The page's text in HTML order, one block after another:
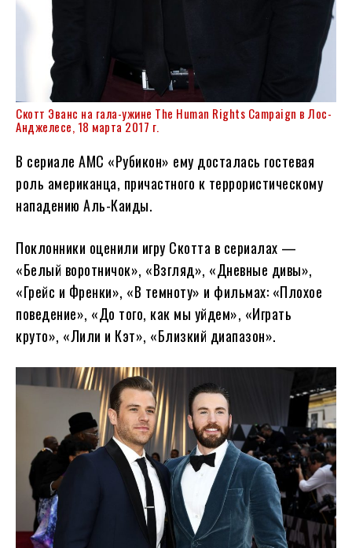
Скотт Эванс на гала-ужине The Human Rights Campaign в Лос-
Анджелесе, 18 марта 2017 г.
В сериале AMC «Рубикон» ему досталась гостевая
роль американца, причастного к террористическому
нападению Аль-Каиды.
Поклонники оценили игру Скотта в сериалах —
«Белый воротничок», «Взгляд», «Дневные дивы»,
«Грейс и Френки», «В темноту» и фильмах: «Плохое
поведение», «До того, как мы уйдем», «Играть
круто», «Лили и Кэт», «Близкий диапазон».